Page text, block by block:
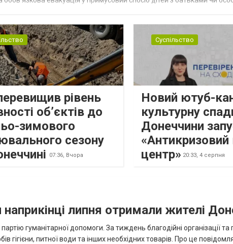
рівень
об’єктів до
зимового
сезону
07:36, Вчора
Суспільство
Новий ютуб-
культурну
Донеччини
«Антикризовий
центр» 20:33, 4 серпня
липня отримали жителі
гуманітарної допомоги. За тиждень благодійні організації та
гігієни, питної води та інших необхідних товарів. Про це